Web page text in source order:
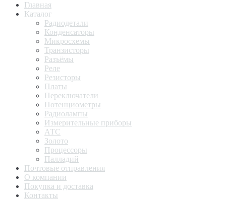
Главная
Каталог
Радиодетали
Конденсаторы
Микросхемы
Транзисторы
Разъёмы
Реле
Резисторы
Платы
Переключатели
Потенциометры
Радиолампы
Измерительные приборы
АТС
Золото
Процессоры
Палладий
Почтовые отправления
О компании
Покупка и доставка
Контакты